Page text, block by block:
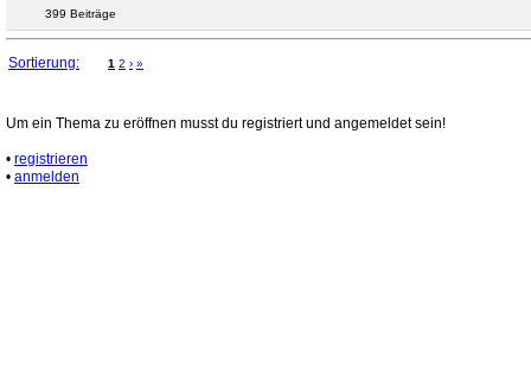
399 Beiträge
Sortierung: 1 2 › »
Um ein Thema zu eröffnen musst du registriert und angemeldet sein!
• registrieren
• anmelden